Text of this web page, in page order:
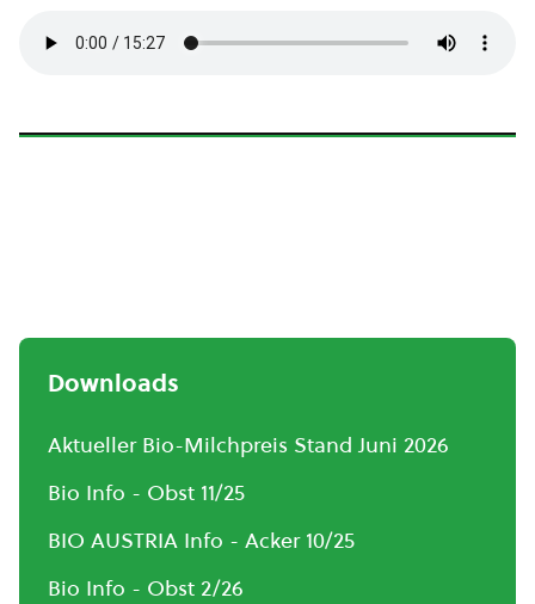
Downloads
Aktueller Bio-Milchpreis Stand Juni 2026
Bio Info - Obst 11/25
BIO AUSTRIA Info - Acker 10/25
Bio Info - Obst 2/26